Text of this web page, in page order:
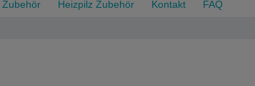
Zubehör Heizpilz Zubehör Kontakt FAQ